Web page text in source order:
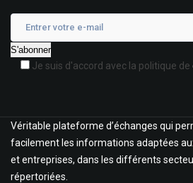
Je suis d'accord avec la politique de
Véritable plateforme d’échanges qui
facilement les informations adaptées
et entreprises, dans les différents
répertoriées.